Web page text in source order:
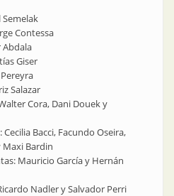
Contessa
Abdala
Giser
Salazar
Cora, Dani Douek y
Bacci, Facundo Oseira,
Maxi Bardin
Mauricio García y Hernán
Nadler y Salvador Perri